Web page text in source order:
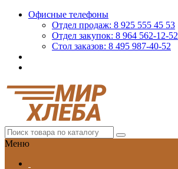
Офисные телефоны
Отдел продаж: 8 925 555 45 53
Отдел закупок: 8 964 562-12-52
Стол заказов: 8 495 987-40-52
Меню